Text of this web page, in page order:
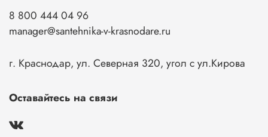
8 800 444 04 96
manager@santehnika-v-krasnodare.ru
г. Краснодар, ул. Северная 320, угол с ул.Кирова
Оставайтесь на связи